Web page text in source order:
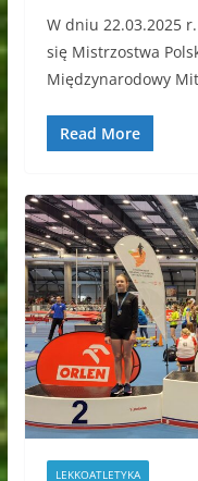
W dniu 22.03.2025
się Mistrzostwa
Międzynarodowy
Read More
LEKKOATLETYKA